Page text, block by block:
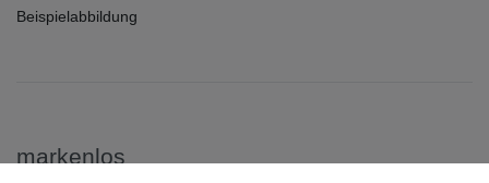
Beispielabbildung
markenlos